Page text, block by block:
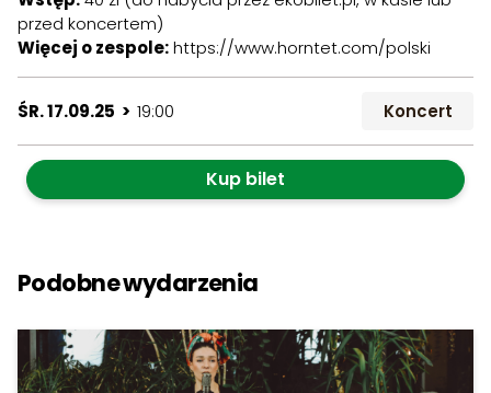
przed koncertem)
Więcej o zespole:https://www.horntet.com/polski
ŚR. 17.09.25 > 19:00 Koncert
Kup bilet
Podobne wydarzenia